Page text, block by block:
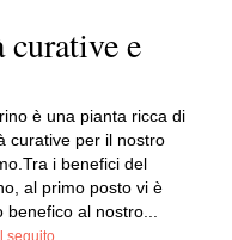
e
è una pianta ricca di
curative per il nostro
i benefici del
al primo posto vi è
benefico al nostro...
seguito